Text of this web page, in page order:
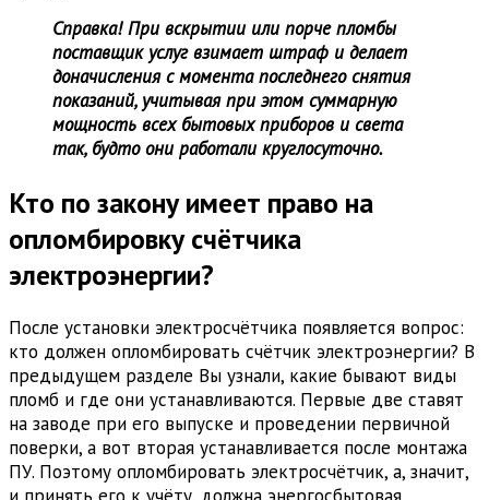
Справка! При вскрытии или порче пломбы
поставщик услуг взимает штраф и делает
доначисления с момента последнего снятия
показаний, учитывая при этом суммарную
мощность всех бытовых приборов и света
так, будто они работали круглосуточно.
Кто по закону имеет право на
опломбировку счётчика
электроэнергии?
После установки электросчётчика появляется вопрос:
кто должен опломбировать счётчик электроэнергии? В
предыдущем разделе Вы узнали, какие бывают виды
пломб и где они устанавливаются. Первые две ставят
на заводе при его выпуске и проведении первичной
поверки, а вот вторая устанавливается после монтажа
ПУ. Поэтому опломбировать электросчётчик, а, значит,